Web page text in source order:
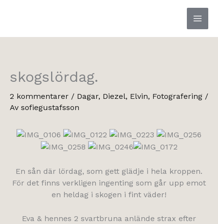
skogslördag.
2 kommentarer / Dagar, Diezel, Elvin, Fotografering /
Av sofiegustafsson
En sån där lördag, som gett glädje i hela kroppen.
För det finns verkligen ingenting som går upp emot
en heldag i skogen i fint väder!
Eva & hennes 2 svartbruna anlände strax efter